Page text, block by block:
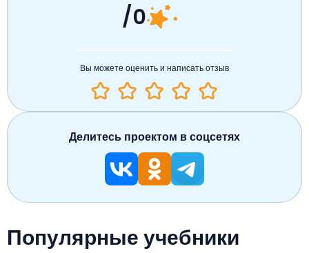
Популярные учебники
/0
Вы можете оценить и написать отзыв
Делитесь проектом в соцсетях